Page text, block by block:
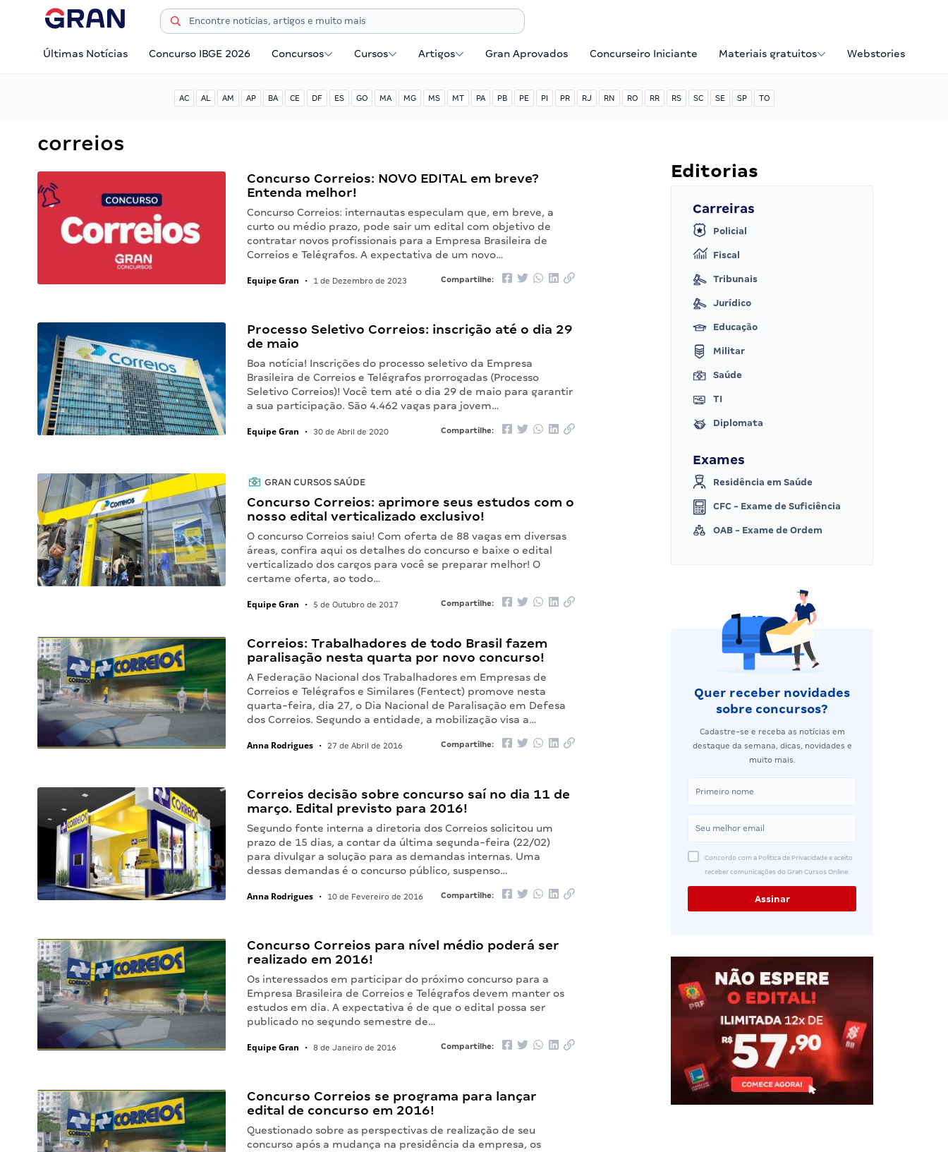
Últimas Notícias Concurso IBGE 2026 Concursos Cursos Artigos Gran Aprovados Concurseiro Iniciante Materiais gratuitos Webstories
AC AL AM AP BA CE DF ES GO MA MG MS MT PA PB PE PI PR RJ RN RO RR RS SC SE SP TO
correios
Concurso Correios: NOVO EDITAL em breve?
Entenda melhor!
Concurso Correios: internautas especulam que, em breve, a
curto ou médio prazo, pode sair um edital com objetivo de
contratar novos profissionais para a Empresa Brasileira de
Correios e Telégrafos. A expectativa de um novo…
Equipe Gran • 1 de Dezembro de 2023 Compartilhe:
Processo Seletivo Correios: inscrição até o dia 29
de maio
Boa notícia! Inscrições do processo seletivo da Empresa
Brasileira de Correios e Telégrafos prorrogadas (Processo
Seletivo Correios)! Você tem até o dia 29 de maio para garantir
a sua participação. São 4.462 vagas para jovem…
Equipe Gran • 30 de Abril de 2020 Compartilhe:
GRAN CURSOS SAÚDE
Concurso Correios: aprimore seus estudos com o
nosso edital verticalizado exclusivo!
O concurso Correios saiu! Com oferta de 88 vagas em diversas
áreas, confira aqui os detalhes do concurso e baixe o edital
verticalizado dos cargos para você se preparar melhor! O
certame oferta, ao todo…
Equipe Gran • 5 de Outubro de 2017 Compartilhe:
Correios: Trabalhadores de todo Brasil fazem
paralisação nesta quarta por novo concurso!
A Federação Nacional dos Trabalhadores em Empresas de
Correios e Telégrafos e Similares (Fentect) promove nesta
quarta-feira, dia 27, o Dia Nacional de Paralisação em Defesa
dos Correios. Segundo a entidade, a mobilização visa a…
Anna Rodrigues • 27 de Abril de 2016 Compartilhe:
Correios decisão sobre concurso saí no dia 11 de
março. Edital previsto para 2016!
Segundo fonte interna a diretoria dos Correios solicitou um
prazo de 15 dias, a contar da última segunda-feira (22/02)
para divulgar a solução para as demandas internas. Uma
dessas demandas é o concurso público, suspenso…
Anna Rodrigues • 10 de Fevereiro de 2016 Compartilhe:
Concurso Correios para nível médio poderá ser
realizado em 2016!
Os interessados em participar do próximo concurso para a
Empresa Brasileira de Correios e Telégrafos devem manter os
estudos em dia. A expectativa é de que o edital possa ser
publicado no segundo semestre de…
Equipe Gran • 8 de Janeiro de 2016 Compartilhe:
Concurso Correios se programa para lançar
edital de concurso em 2016!
Questionado sobre as perspectivas de realização de seu
concurso após a mudança na presidência da empresa, os
Editorias
Carreiras
Policial
Fiscal
Tribunais
Jurídico
Educação
Militar
Saúde
TI
Diplomata
Exames
Residência em Saúde
CFC - Exame de Suficiência
OAB - Exame de Ordem
Quer receber novidades
sobre concursos?
Cadastre-se e receba as notícias em
destaque da semana, dicas, novidades e
muito mais.
Concordo com a Política de Privacidade e aceito
receber comunicações do Gran Cursos Online.